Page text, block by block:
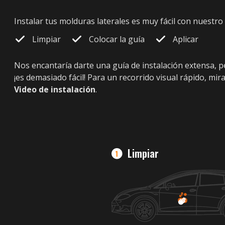
Instalar tus molduras laterales es muy fácil con
Limpiar
Colocar la guía Aplicar
Nos encantaría darte una guía de instalación extensa,
¡es demasiado fácil! Para un recorrido visual rápido,
Video de instalación.
Limpiar